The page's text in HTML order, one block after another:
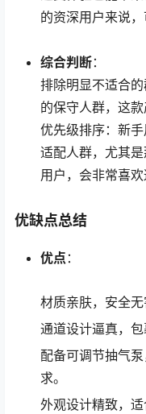
的资深用户来说
综合判断：
排除明显不适合
的保守人群，这款
优先级排序：新
适配人群，尤其
用户，会非常喜欢
优缺点总结
优点 ：
材质亲肤，安全无
通道设计逼真，包
配备可调节抽气
求。
外观设计精致，适